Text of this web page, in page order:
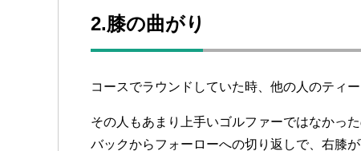
2.膝の曲がり
コースでラウンドしていた時、他の人のティ
その人もあまり上手いゴルファーではなかっ
バックからフォーローへの切り返しで、右膝